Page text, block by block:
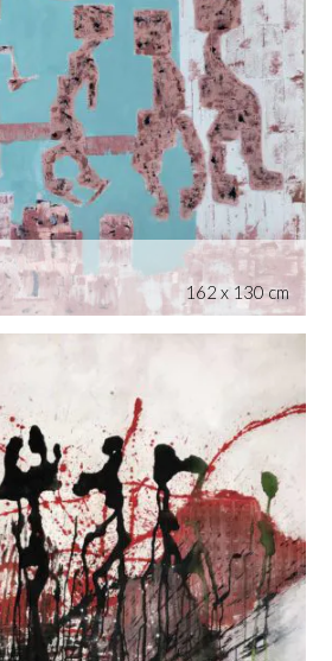
162 x 130 cm